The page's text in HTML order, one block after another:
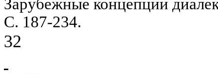
Зарубежные концепции
С. 187-234.
32